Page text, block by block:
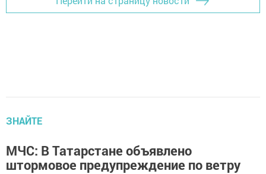
ЗНАЙТЕ
МЧС: В Татарстане объявлено
штормовое предупреждение по ветру